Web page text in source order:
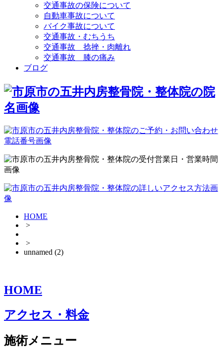
交通事故の保険について
自動車事故について
バイク事故について
交通事故・むちうち
交通事故 捻挫・肉離れ
交通事故 膝の痛み
ブログ
HOME
>
>
unnamed (2)
HOME
アクセス・料金
施術メニュー